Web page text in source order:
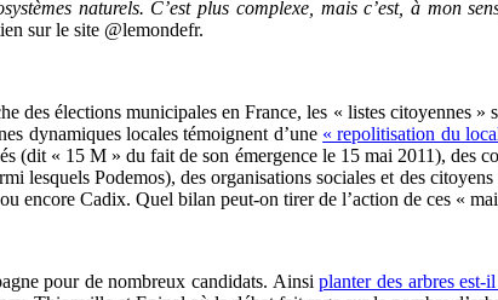
naturels. C’est plus complexe, mais c’est, à mon
sur le site @lemondefr.
des élections municipales en France, les « listes citoyennes
dynamiques locales témoignent d’une « repolitisation du
(dit « 15 M » du fait de son émergence le 15 mai 2011), des
lesquels Podemos), des organisations sociales et des
encore Cadix. Quel bilan peut-on tirer de l’action de ces «
pour de nombreux candidats. Ainsiplanter des arbres